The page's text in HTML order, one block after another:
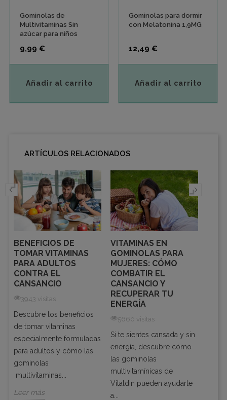
Gominolas de
Multivitaminas Sin
azúcar para niños
Precio
9,99 €
Añadir al carrito
Gominolas para dormir
con Melatonina 1,9MG
Precio
12,49 €
Añadir al carrito
ARTÍCULOS RELACIONADOS
BENEFICIOS DE
TOMAR VITAMINAS
PARA ADULTOS
CONTRA EL
CANSANCIO
3943 visitas
Descubre los beneficios
de tomar vitaminas
especialmente formuladas
para adultos y cómo las
gominolas
multivitaminas...
Leer más
VITAMINAS EN
GOMINOLAS PARA
MUJERES: CÓMO
COMBATIR EL
CANSANCIO Y
RECUPERAR TU
ENERGÍA
5660 visitas
Si te sientes cansada y sin
energía, descubre cómo
las gominolas
multivitamínicas de
Vitaldin pueden ayudarte
a...